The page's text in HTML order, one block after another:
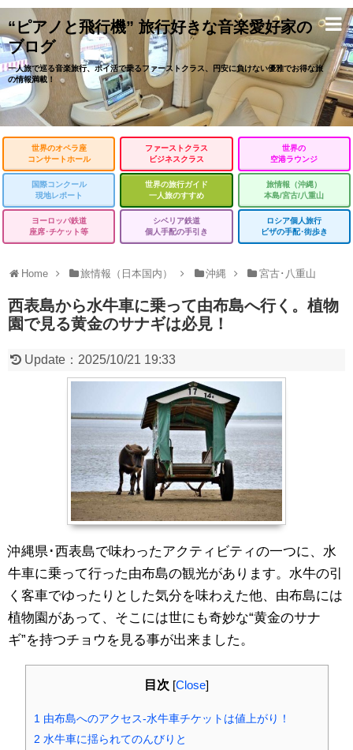
“ピアノと飛行機” 旅行好きな音楽愛好家の
ブログ
一人旅で巡る音楽旅行、ポイ活で乗るファーストクラス、円安に負けない優雅でお得な旅
の情報満載！
世界のオペラ座
コンサートホール
ファーストクラス
ビジネスクラス
世界の
空港ラウンジ
国際コンクール
現地レポート
世界の旅行ガイド
一人旅のすすめ
旅情報（沖縄）
本島/宮古/八重山
ヨーロッパ鉄道
座席･チケット等
シベリア鉄道
個人手配の手引き
ロシア個人旅行
ビザの手配･街歩き
Home 旅情報（日本国内） 沖縄 宮古･八重山
西表島から水牛車に乗って由布島へ行く。植物
園で見る黄金のサナギは必見！
Update： 2025/10/21 19:33
沖縄県･西表島で味わったアクティビティの一つに、水
牛車に乗って行った由布島の観光があります。水牛の引
く客車でゆったりとした気分を味わえた他、由布島には
植物園があって、そこには世にも奇妙な“黄金のサナ
ギ”を持つチョウを見る事が出来ました。
目次 [Close]
1由布島へのアクセス‐水牛車チケットは値上がり！
2 水牛車に揺られてのんびりと